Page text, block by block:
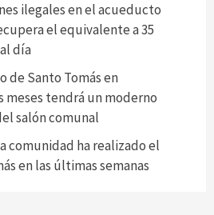
ilegales en el acueducto
el equivalente a 35
día
de Santo Tomás en
tendrá un moderno
salón comunal
comunidad ha realizado el
en las últimas semanas